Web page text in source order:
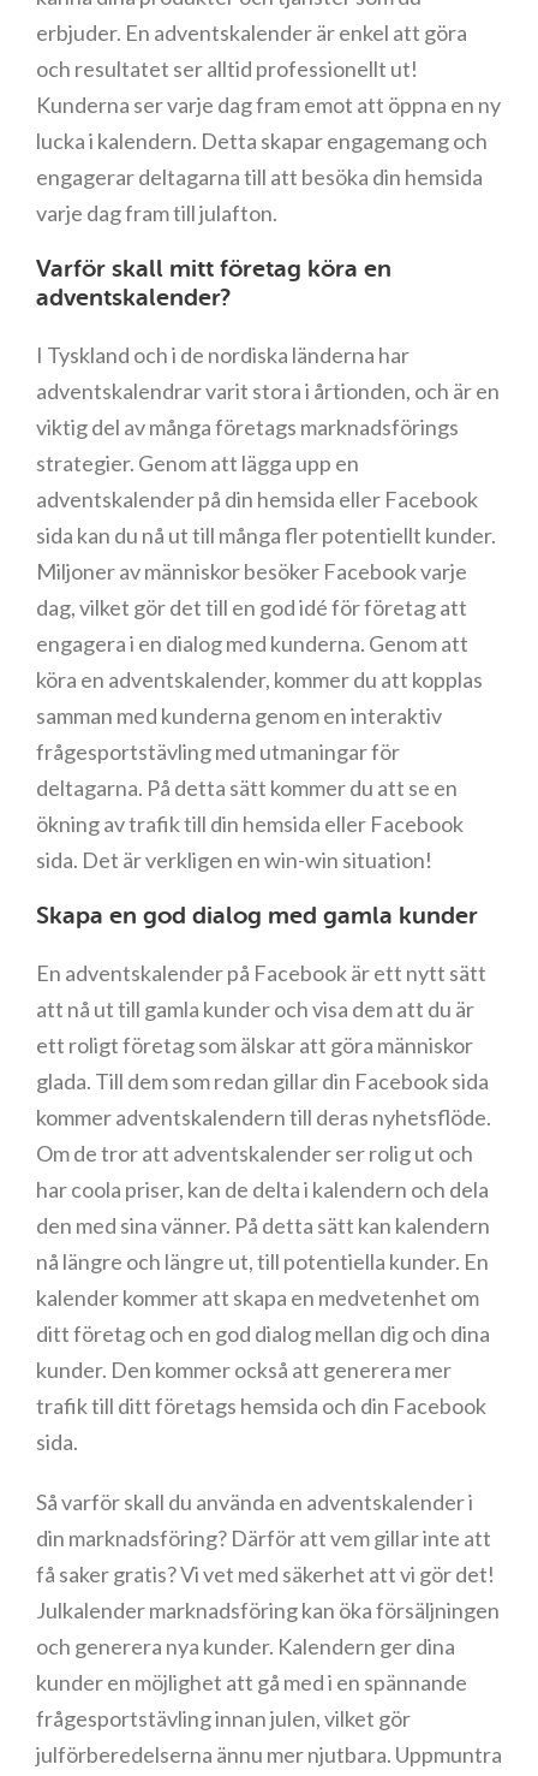
erbjuder. En adventskalender är enkel att göra
och resultatet ser alltid professionellt ut!
Kunderna ser varje dag fram emot att öppna en ny
lucka i kalendern. Detta skapar engagemang och
engagerar deltagarna till att besöka din hemsida
varje dag fram till julafton.
Varför skall mitt företag köra en
adventskalender?
I Tyskland och i de nordiska länderna har
adventskalendrar varit stora i årtionden, och är en
viktig del av många företags marknadsförings
strategier. Genom att lägga upp en
adventskalender på din hemsida eller Facebook
sida kan du nå ut till många fler potentiellt kunder.
Miljoner av människor besöker Facebook varje
dag, vilket gör det till en god idé för företag att
engagera i en dialog med kunderna. Genom att
köra en adventskalender, kommer du att kopplas
samman med kunderna genom en interaktiv
frågesportstävling med utmaningar för
deltagarna. På detta sätt kommer du att se en
ökning av trafik till din hemsida eller Facebook
sida. Det är verkligen en win-win situation!
Skapa en god dialog med gamla kunder
En adventskalender på Facebook är ett nytt sätt
att nå ut till gamla kunder och visa dem att du är
ett roligt företag som älskar att göra människor
glada. Till dem som redan gillar din Facebook sida
kommer adventskalendern till deras nyhetsflöde.
Om de tror att adventskalender ser rolig ut och
har coola priser, kan de delta i kalendern och dela
den med sina vänner. På detta sätt kan kalendern
nå längre och längre ut, till potentiella kunder. En
kalender kommer att skapa en medvetenhet om
ditt företag och en god dialog mellan dig och dina
kunder. Den kommer också att generera mer
trafik till ditt företags hemsida och din Facebook
sida.
Så varför skall du använda en adventskalender i
din marknadsföring? Därför att vem gillar inte att
få saker gratis? Vi vet med säkerhet att vi gör det!
Julkalender marknadsföring kan öka försäljningen
och generera nya kunder. Kalendern ger dina
kunder en möjlighet att gå med i en spännande
frågesportstävling innan julen, vilket gör
julförberedelserna ännu mer njutbara. Uppmuntra